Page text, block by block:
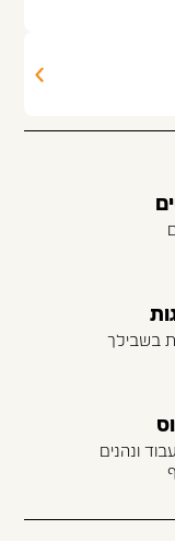
בשבילך
ונהנים